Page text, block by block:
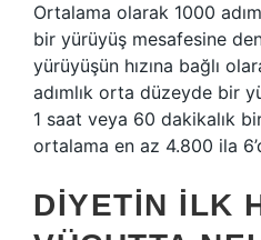
Ortalama olarak 1000
bir yürüyüş mesafesine
yürüyüşün hızına bağlı
adımlık orta düzeyde bir
1 saat veya 60 dakikalık
ortalama en az 4.800 ila
DIYETIN ILK